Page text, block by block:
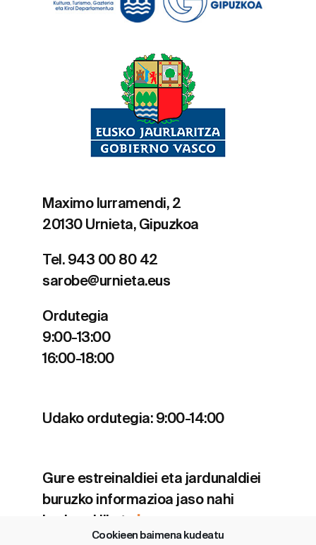
Cookieen baimena kudeatu
Maximo Iurramendi, 2
20130 Urnieta, Gipuzkoa
Tel. 943 00 80 42
sarobe@urnieta.eus
Ordutegia
9:00-13:00
16:00-18:00
Udako ordutegia: 9:00-14:00
Gure estreinaldiei eta jardunaldiei
buruzko informazioa jaso nahi